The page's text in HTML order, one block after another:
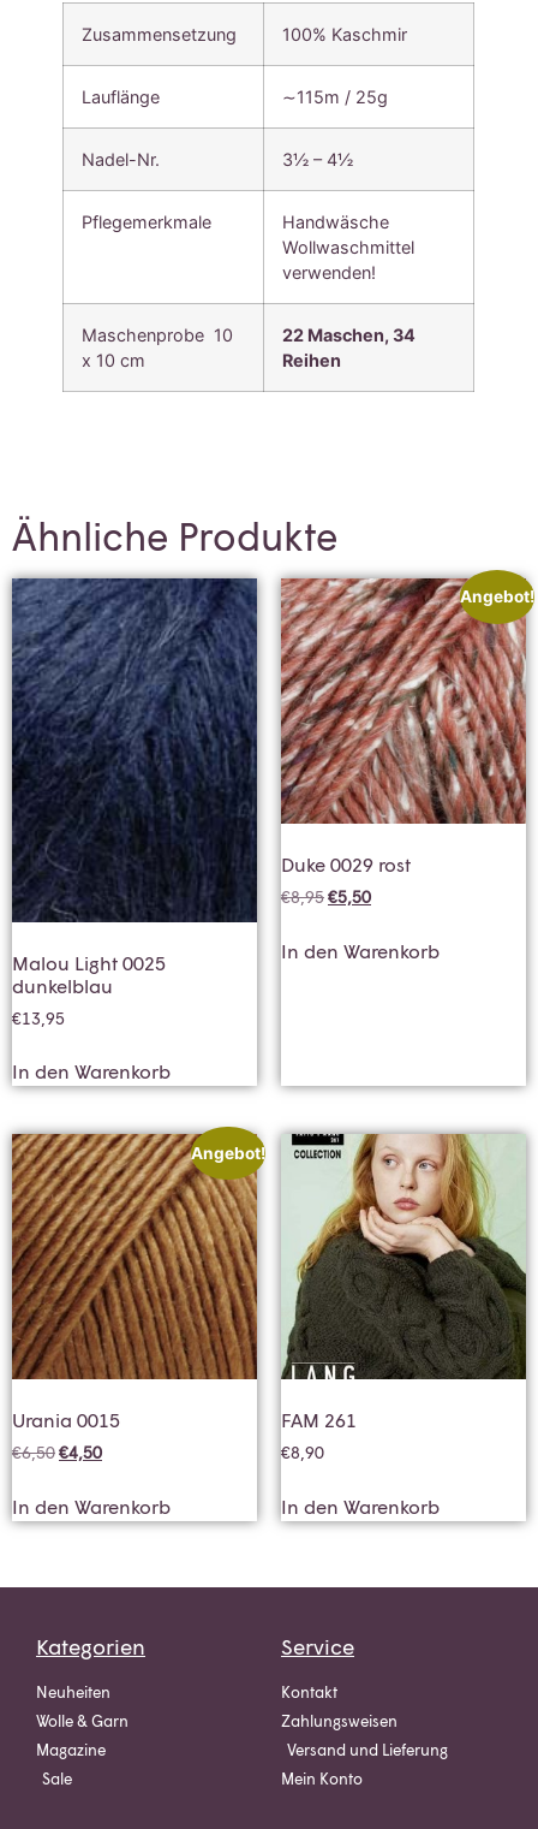
Zusammensetzung 100% Kaschmir
Lauflänge ∼115m / 25g
Nadel-Nr. 3½ – 4½
Pflegemerkmale
Handwäsche
Wollwaschmittel
verwenden!
Maschenprobe 10
x 10 cm
22 Maschen,34
Reihen
Ähnliche Produkte
Malou Light 0025
dunkelblau
€13,95
In den Warenkorb
Angebot!
Duke 0029 rost
€8,95€5,50
In den Warenkorb
Angebot!
Urania 0015
€6,50€4,50
In den Warenkorb
FAM 261
€8,90
In den Warenkorb
Kategorien
Neuheiten
Wolle & Garn
Magazine
Sale
Service
Kontakt
Zahlungsweisen
Versand und Lieferung
Mein Konto